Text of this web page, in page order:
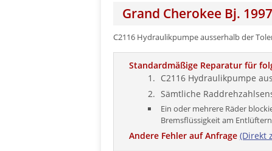
Grand Cherokee Bj.
C2116 Hydraulikpumpe ausserhalb der
Standardmäßige Reparatur für
C2116 Hydraulikpumpe
Sämtliche
Ein oder mehrere Räder
Bremsflüssigkeit am
Andere Fehler auf Anfrage (Direkt